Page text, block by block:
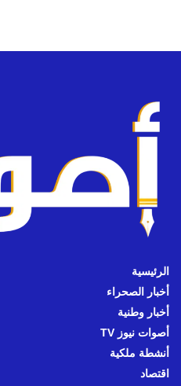
الرئيسية
أخبار الصحراء
أخبار وطنية
أصوات نيوز TV
أنشطة ملكية
اقتصاد